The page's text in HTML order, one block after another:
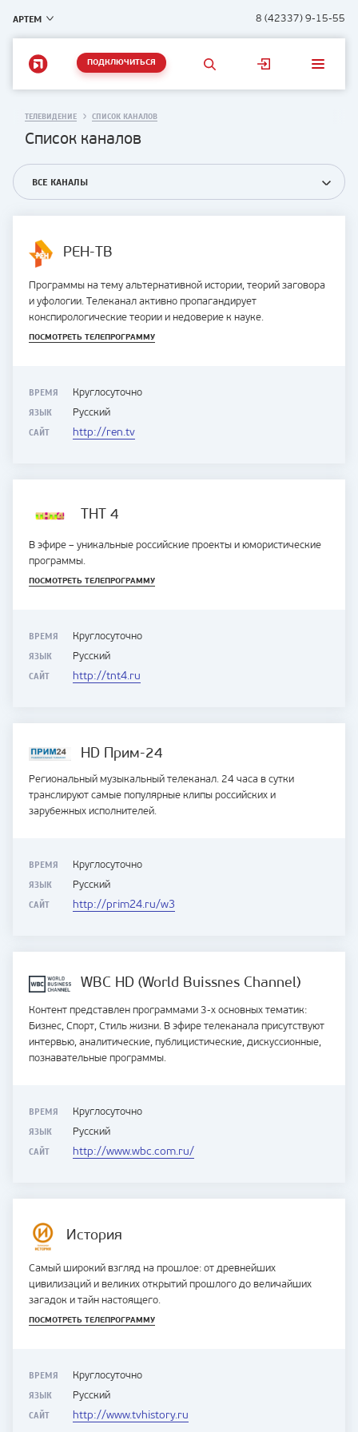
АРТЕМ 8 (42337) 9-15-55
ПОДКЛЮЧИТЬСЯ
ТЕЛЕВИДЕНИЕ СПИСОК КАНАЛОВ
Список каналов
ВСЕ КАНАЛЫ
РЕН-ТВ
Программы на тему альтернативной истории, теорий заговора
и уфологии. Телеканал активно пропагандирует
конспирологические теории и недоверие к науке.
ПОСМОТРЕТЬ ТЕЛЕПРОГРАММУ
ВРЕМЯ Круглосуточно
ЯЗЫК Русский
САЙТ http://ren.tv
ТНТ 4
В эфире – уникальные российские проекты и юмористические
программы.
ПОСМОТРЕТЬ ТЕЛЕПРОГРАММУ
ВРЕМЯ Круглосуточно
ЯЗЫК Русский
САЙТ http://tnt4.ru
HD Прим-24
Региональный музыкальный телеканал. 24 часа в сутки
транслируют самые популярные клипы российских и
зарубежных исполнителей.
ВРЕМЯ Круглосуточно
ЯЗЫК Русский
САЙТ http://prim24.ru/w3
WBC HD (World Buissnes Channel)
Контент представлен программами 3-х основных тематик:
Бизнес, Спорт, Стиль жизни. В эфире телеканала присутствуют
интервью, аналитические, публицистические, дискуссионные,
познавательные программы.
ВРЕМЯ Круглосуточно
ЯЗЫК Русский
САЙТ http://www.wbc.com.ru/
История
Самый широкий взгляд на прошлое: от древнейших
цивилизаций и великих открытий прошлого до величайших
загадок и тайн настоящего.
ПОСМОТРЕТЬ ТЕЛЕПРОГРАММУ
ВРЕМЯ Круглосуточно
ЯЗЫК Русский
САЙТ http://www.tvhistory.ru